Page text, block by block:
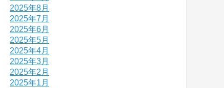
2025年8月
2025年7月
2025年6月
2025年5月
2025年4月
2025年3月
2025年2月
2025年1月